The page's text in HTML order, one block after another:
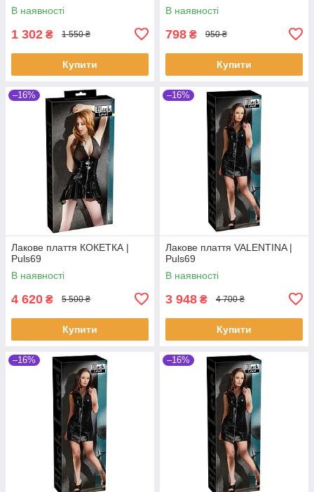
В наявності
1 302 ₴ 1 550 ₴
Купити
В наявності
798 ₴ 950 ₴
Купити
–16%
Лакове плаття КОКЕТКА |
Puls69
В наявності
4 620 ₴ 5 500 ₴
Купити
–16%
Лакове плаття VALENTINA |
Puls69
В наявності
3 948 ₴ 4 700 ₴
Купити
–16% –16%